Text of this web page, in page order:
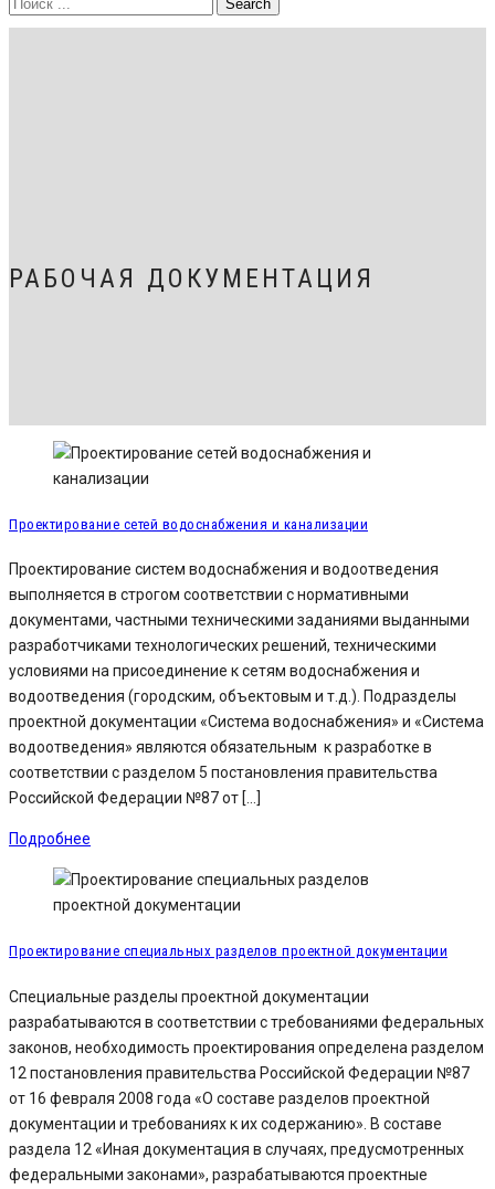
РАБОЧАЯ ДОКУМЕНТАЦИЯ
Проектирование сетей водоснабжения и канализации
Проектирование систем водоснабжения и водоотведения
выполняется в строгом соответствии с нормативными
документами, частными техническими заданиями выданными
разработчиками технологических решений, техническими
условиями на присоединение к сетям водоснабжения и
водоотведения (городским, объектовым и т.д.). Подразделы
проектной документации «Система водоснабжения» и «Система
водоотведения» являются обязательным к разработке в
соответствии с разделом 5 постановления правительства
Российской Федерации №87 от […]
Подробнее
Проектирование специальных разделов проектной документации
Специальные разделы проектной документации
разрабатываются в соответствии с требованиями федеральных
законов, необходимость проектирования определена разделом
12 постановления правительства Российской Федерации №87
от 16 февраля 2008 года «О составе разделов проектной
документации и требованиях к их содержанию». В составе
раздела 12 «Иная документация в случаях, предусмотренных
федеральными законами», разрабатываются проектные